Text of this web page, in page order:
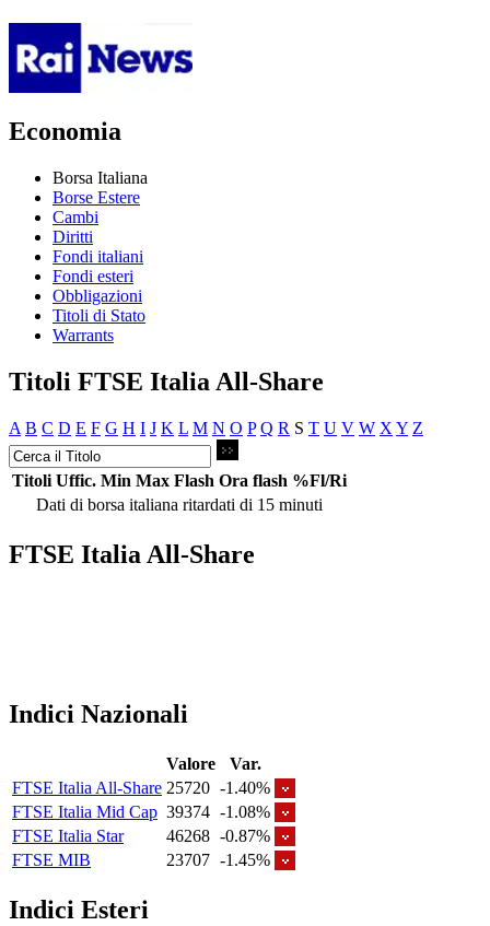
Economia
Borsa Italiana
Borse Estere
Cambi
Diritti
Fondi italiani
Fondi esteri
Obbligazioni
Titoli di Stato
Warrants
Titoli FTSE Italia All-Share
A B C D E F G H I J K L M N O P Q R S T U V W X Y Z
Titoli Uffic. Min Max Flash Ora flash %Fl/Ri
Dati di borsa italiana ritardati di 15 minuti
FTSE Italia All-Share
Indici Nazionali
Valore
Var.
FTSE Italia All-Share 25720 -1.40%
FTSE Italia Mid Cap 39374 -1.08%
FTSE Italia Star
46268 -0.87%
FTSE MIB
23707 -1.45%
Indici Esteri